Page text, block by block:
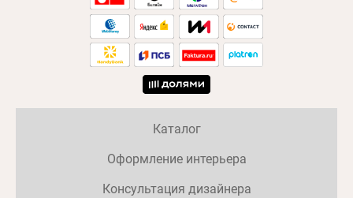
Каталог
Оформление интерьера
Консультация дизайнера